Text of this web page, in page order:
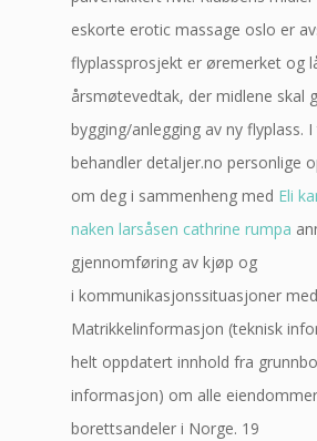
eskorte erotic massage oslo er
flyplassprosjekt er øremerket og
årsmøtevedtak, der midlene skal
bygging/anlegging av ny flyplass.
behandler detaljer.no personlige
om deg i sammenheng med Eli
naken larsåsen cathrine rumpa
gjennomføring av kjøp og
i kommunikasjonssituasjoner
Matrikkelinformasjon (teknisk
helt oppdatert innhold fra
informasjon) om alle
borettsandeler i Norge. 19